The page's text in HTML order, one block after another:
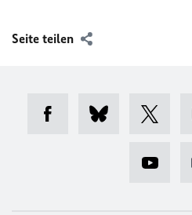
Seite teilen